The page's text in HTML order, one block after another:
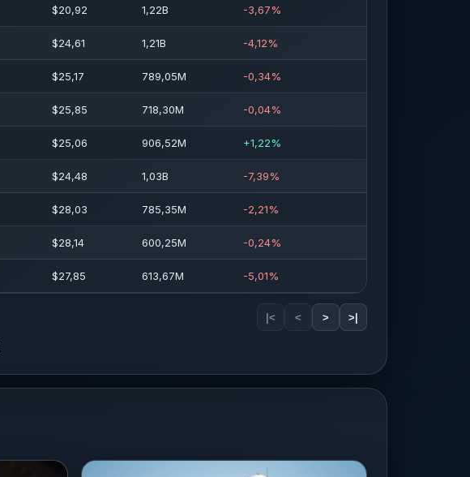
$20,92 1,22B -3,67%
$24,61 1,21B -4,12%
$25,17 789,05M -0,34%
$25,85 718,30M -0,04%
$25,06 906,52M +1,22%
$24,48 1,03B -7,39%
$28,03 785,35M -2,21%
$28,14 600,25M -0,24%
$27,85 613,67M -5,01%
|< < > >|